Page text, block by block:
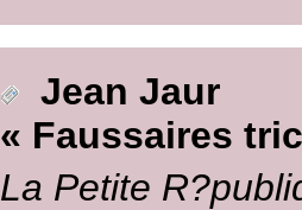
Jean Jaur
« Faussaires
La Petite